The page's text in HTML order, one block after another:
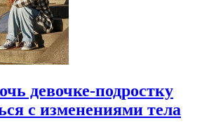
девочке-подростку
с изменениями тела